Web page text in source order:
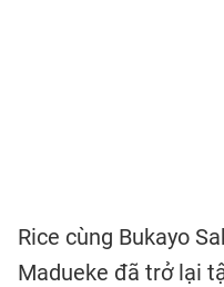
Rice cùng Bukayo
Madueke đã trở lại